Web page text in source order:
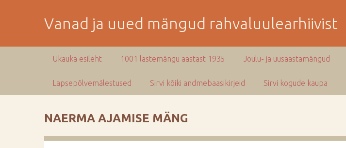
Vanad ja uued mängud rahvaluulearhiivist
Ukauka esileht 1001 lastemängu aastast 1935 Jõulu- ja uusaastamängud
Lapsepõlvemälestused Sirvi kõiki andmebaasikirjeid Sirvi kogude kaupa
NAERMA AJAMISE MÄNG